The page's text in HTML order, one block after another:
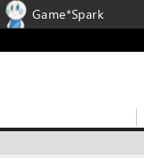
Game*Spark